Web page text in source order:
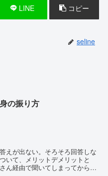
LINE コピー
seline
の振り方
えが出ない。そろそろ回答しな
いて、メリットデメリットと
ん経由で聞いてしまってから、